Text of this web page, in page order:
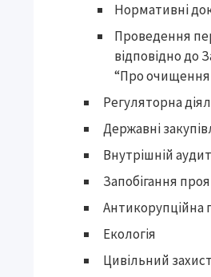
Нормативні
Проведення
відповідно до
“Про
Регуляторна
Державні
Внутрішній аудит
Запобігання
Антикорупційна
Екологія
Цивільний захист